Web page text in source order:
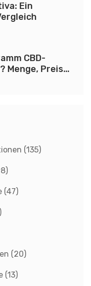
Ein
CBD-
Menge, Preis
(135)
(47)
(20)
(13)